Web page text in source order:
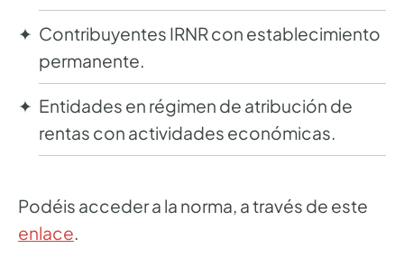
Contribuyentes IRNR con establecimiento
permanente.
Entidades en régimen de atribución de
rentas con actividades económicas.
Podéis acceder a la norma, a través de este
enlace.